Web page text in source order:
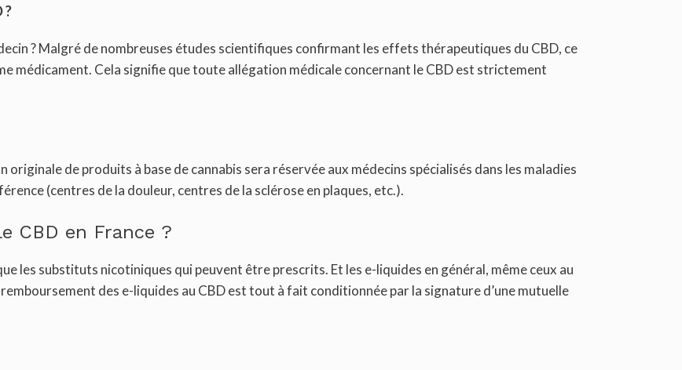
?
? Malgré de nombreuses études scientifiques confirmant les effets thérapeutiques du CBD, ce
médicament. Cela signifie que toute allégation médicale concernant le CBD est strictement
de produits à base de cannabis sera réservée aux médecins spécialisés dans les maladies
(centres de la douleur, centres de la sclérose en plaques, etc.).
CBD en France ?
les substituts nicotiniques qui peuvent être prescrits. Et les e-liquides en général, même ceux au
des e-liquides au CBD est tout à fait conditionnée par la signature d’une mutuelle